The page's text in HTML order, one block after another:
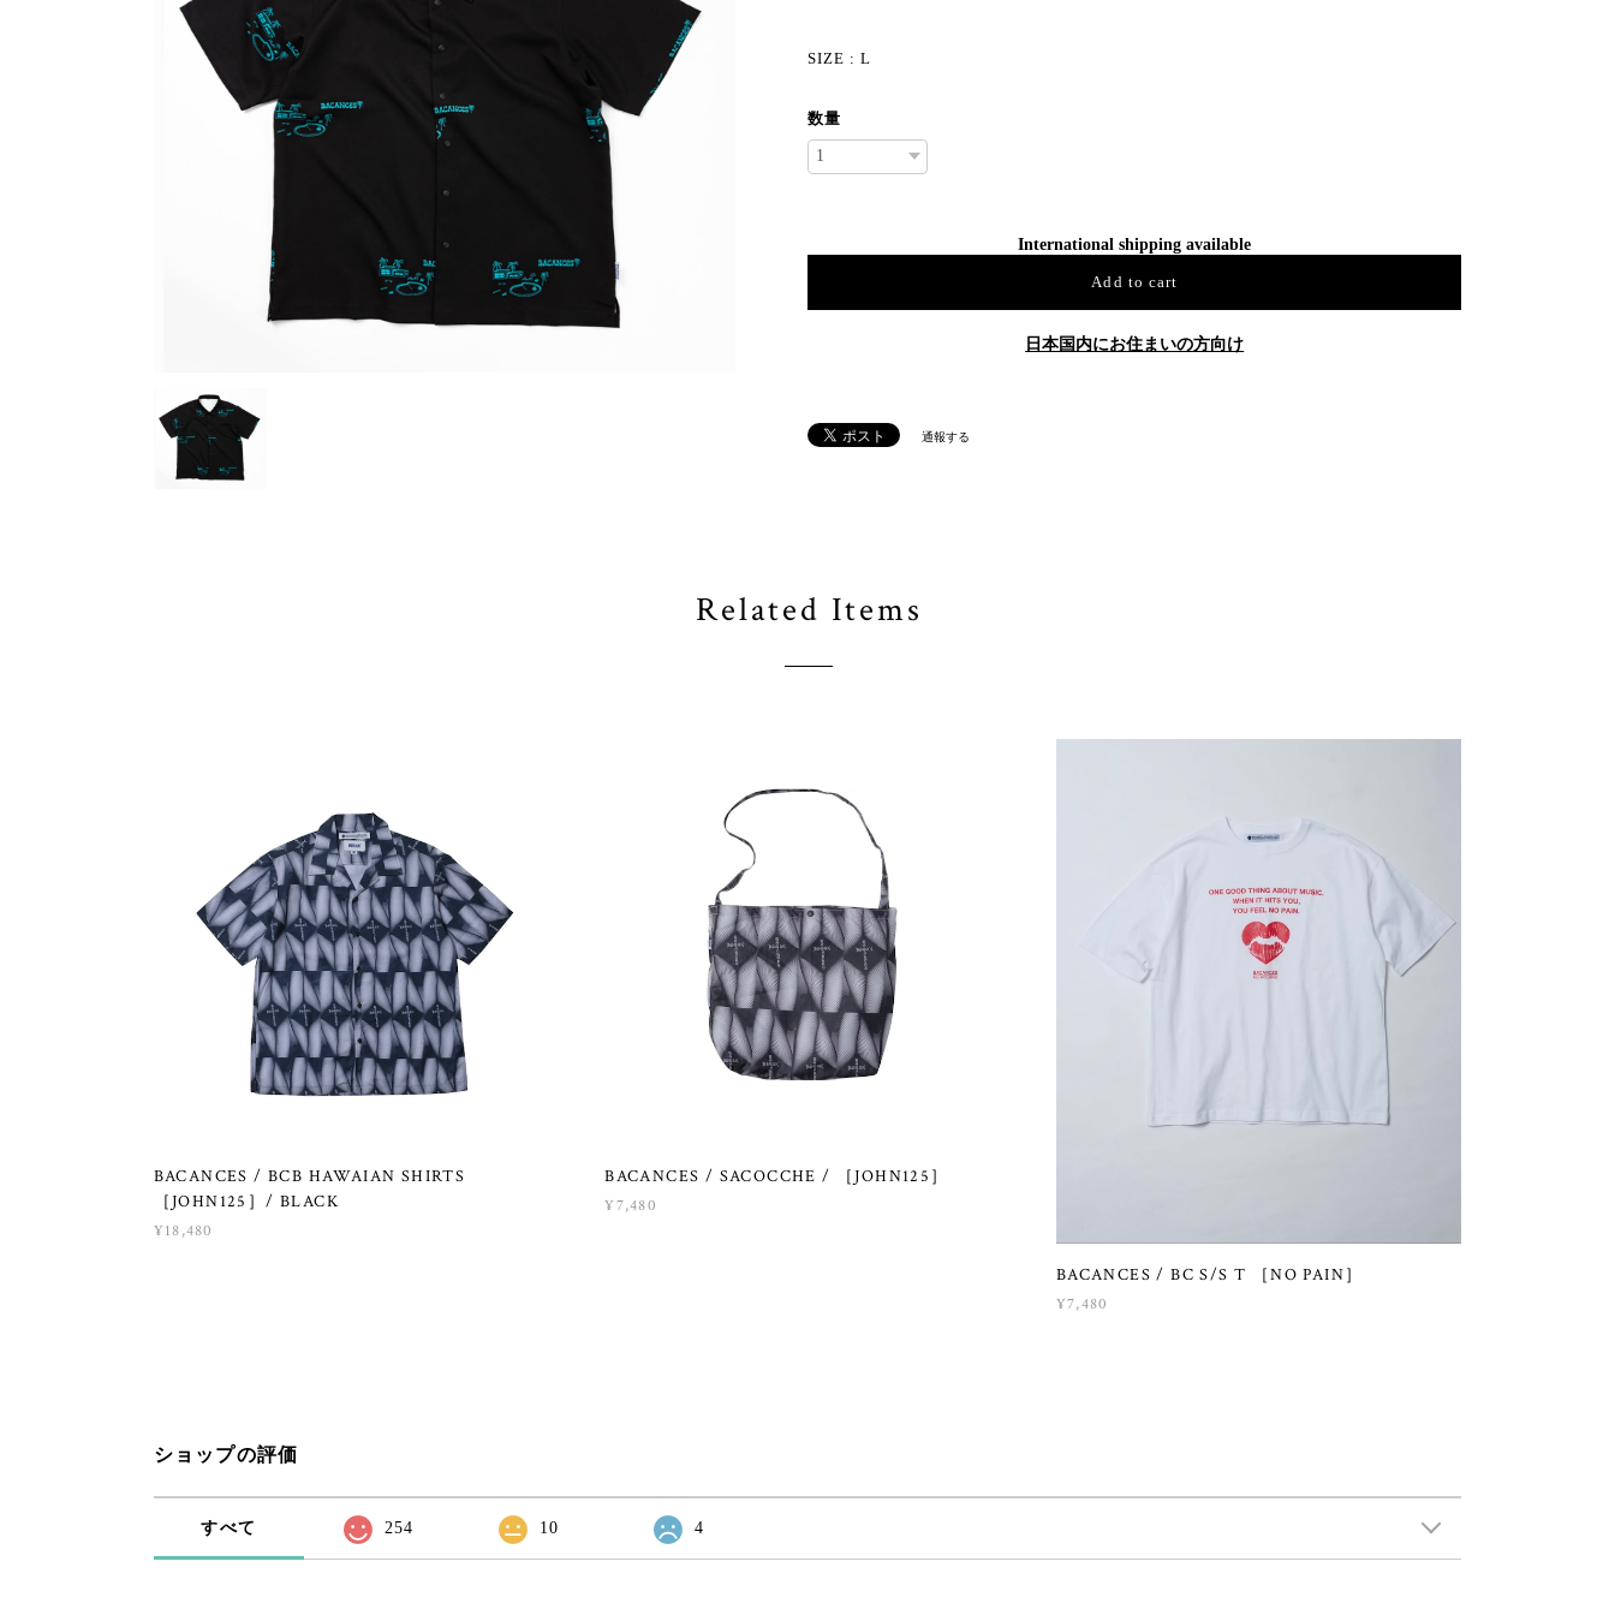
SIZE : L
数量
International shipping available
Add to cart
日本国内にお住まいの方向け
通報する
Related Items
BACANCES / BCB HAWAIAN SHIRTS
［JOHN125］/ BLACK
¥18,480
BACANCES / SACOCCHE / ［JOHN125］
¥7,480
BACANCES / BC S/S T ［NO PAIN］
¥7,480
ショップの評価
すべて 254 10 4